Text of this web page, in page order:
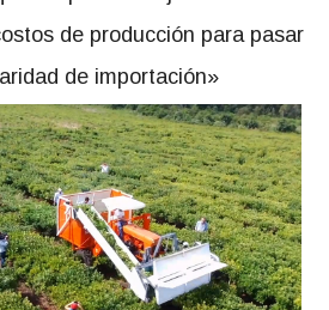
de producción para pasar
de importación»